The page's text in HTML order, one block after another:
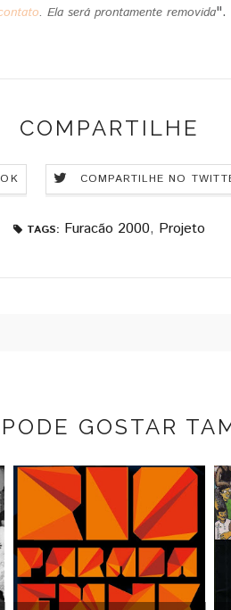
. Ela será prontamente removida".
COMPARTILHE
COMPARTILHE NO
TAGS: Furacão 2000, Projeto
GOSTAR